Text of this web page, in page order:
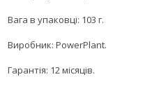
Вага в упаковці: 103 г.
Виробник: PowerPlant.
Гарантія: 12 місяців.